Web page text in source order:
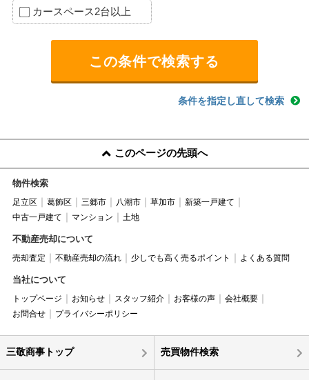
カースペース2台以上
条件を指定し直して検索
このページの先頭へ
物件検索
足立区 葛飾区 三郷市 八潮市 草加市
新築一戸建て
中古一戸建て
マンション 土地
不動産売却について
売却査定 不動産売却の流れ 少しでも高く売るポイント よくある質問
当社について
トップページ お知らせ スタッフ紹介 お客様の声
会社概要
お問合せ
プライバシーポリシー
三敬商事トップ 売買物件検索